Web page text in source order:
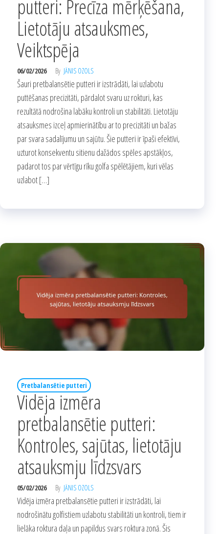
putteri: Precīza mērķēšana,
Lietotāju atsauksmes,
Veiktspēja
06/02/2026 By JĀNIS OZOLS
Šauri pretbalansētie putteri ir izstrādāti, lai uzlabotu
puttēšanas precizitāti, pārdalot svaru uz rokturi, kas
rezultātā nodrošina labāku kontroli un stabilitāti. Lietotāju
atsauksmes izceļ apmierinātību ar to precizitāti un bažas
par svara sadalījumu un sajūtu. Šie putteri ir īpaši efektīvi,
uzturot konsekventu sitienu dažādos spēles apstākļos,
padarot tos par vērtīgu rīku golfa spēlētājiem, kuri vēlas
uzlabot […]
Pretbalansētie putteri
Vidēja izmēra
pretbalansētie putteri:
Kontroles, sajūtas, lietotāju
atsauksmju līdzsvars
05/02/2026 By JĀNIS OZOLS
Vidēja izmēra pretbalansētie putteri ir izstrādāti, lai
nodrošinātu golfistiem uzlabotu stabilitāti un kontroli, tiem ir
lielāka roktura daļa un papildus svars roktura zonā. Šis